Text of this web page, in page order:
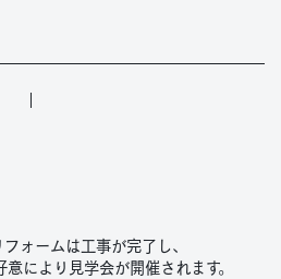
ォームは工事が完了し、
により見学会が開催されます。